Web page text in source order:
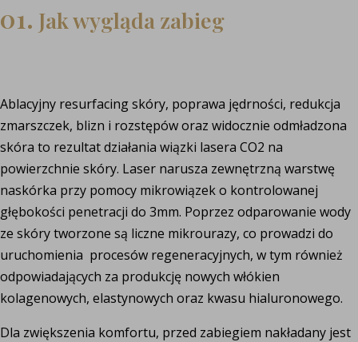
01. Jak wygląda zabieg
Ablacyjny resurfacing skóry, poprawa jędrności, redukcja
zmarszczek, blizn i rozstępów oraz widocznie odmładzona
skóra to rezultat działania wiązki lasera CO2 na
powierzchnie skóry. Laser narusza zewnętrzną warstwę
naskórka przy pomocy mikrowiązek o kontrolowanej
głębokości penetracji do 3mm. Poprzez odparowanie wody
ze skóry tworzone są liczne mikrourazy, co prowadzi do
uruchomienia procesów regeneracyjnych, w tym również
odpowiadających za produkcję nowych włókien
kolagenowych, elastynowych oraz kwasu hialuronowego.
Dla zwiększenia komfortu, przed zabiegiem nakładany jest